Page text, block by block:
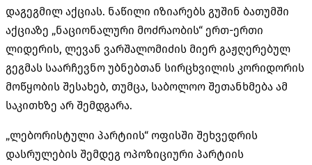
დაგეგმილ აქციას. ნაწილი იზიარებს გუშინ ბათუმში
აქციაზე „ნაციონალური მოძრაობის“ ერთ-ერთი
ლიდერის, ლევან ვარშალომიძის მიერ გაჟღერებულ
გეგმას საარჩევნო უბნებთან სირცხვილის კორიდორის
მოწყობის შესახებ, თუმცა, საბოლოო შეთანხმება ამ
საკითხზე არ შემდგარა.
„ლებორისტული პარტიის“ ოფისში შეხვედრის
დასრულების შემდეგ ოპოზიციური პარტიის